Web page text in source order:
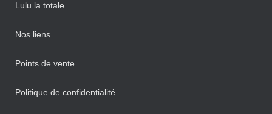
Lulu la totale
Nos liens
Points de vente
Politique de confidentialité